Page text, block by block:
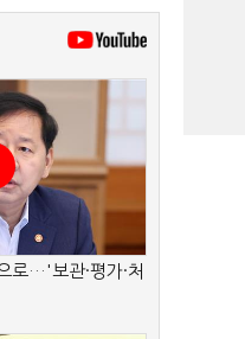
로…'보관·평가·처